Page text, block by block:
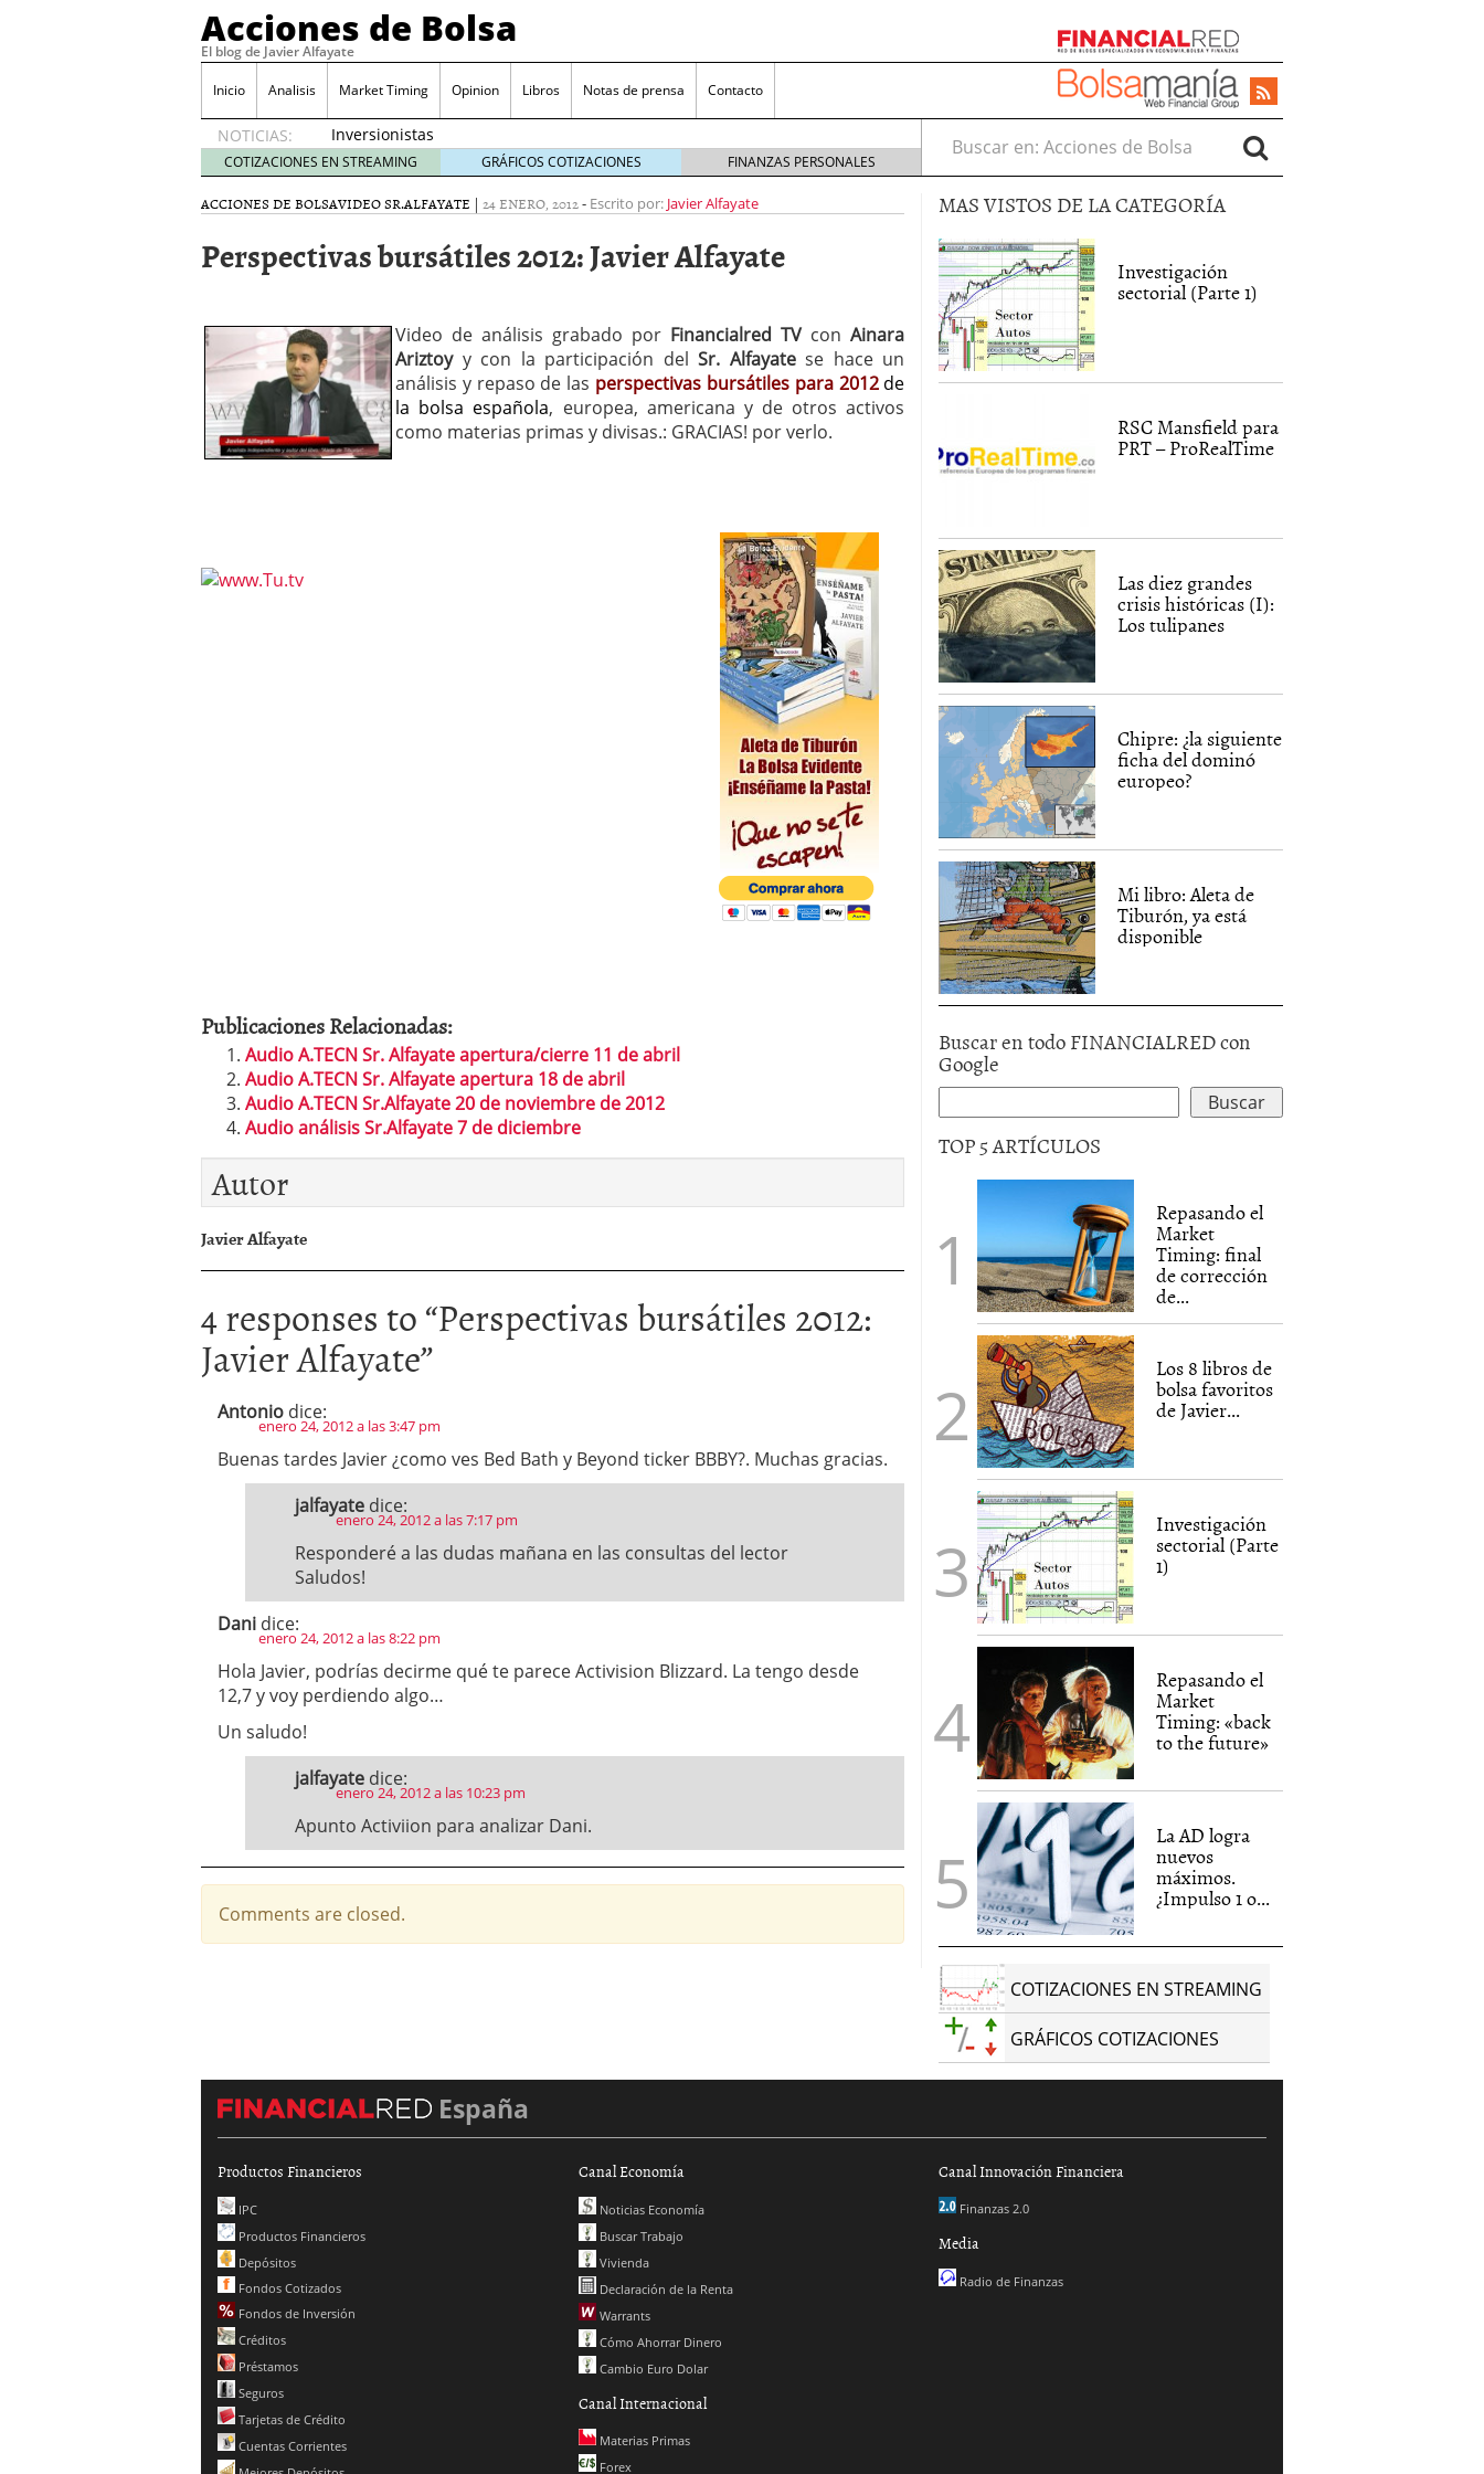
Acciones de Bolsa
El blog de Javier Alfayate
Inicio Analisis Market Timing Opinion Libros Notas de prensa Contacto
NOTICIAS:
Inversionistas
VIP en
México
muestran
interés
por SIFX
Qué es una acción infravalorada y por qué no hay que perderlas de vista
noviembre 30, 2024
Entendiendo los ETF de Bitcoin noviembre 22, 2024
Dividend Kings: empresas que destacan por sus dividendos constantes
noviembre 12, 2024
Descubre RealAdvisor: Una poderosa herramienta para tus inversiones
inmobiliarias
COTIZACIONES EN STREAMING GRÁFICOS COTIZACIONES FINANZAS PERSONALES
Buscar en:
ACCIONES DE BOLSAVIDEO SR.ALFAYATE | 24 ENERO, 2012- Escrito por: Javier Alfayate
Perspectivas bursátiles 2012: Javier Alfayate
Video de análisis grabado por Financialred TVconAinara
Ariztoyy con la participación delSr. Alfayatese hace un
análisis y repaso de las perspectivas bursátiles para 2012 de
la bolsa española, europea, americana y de otros activos
como materias primas y divisas.: GRACIAS! por verlo.
Publicaciones Relacionadas:
Audio A.TECN Sr. Alfayate apertura/cierre 11 de abril
Audio A.TECN Sr. Alfayate apertura 18 de abril
Audio A.TECN Sr.Alfayate 20 de noviembre de 2012
Audio análisis Sr.Alfayate 7 de diciembre
Autor
Javier Alfayate
4 responses to “Perspectivas bursátiles 2012:
Javier Alfayate”
Antonio dice:
enero 24, 2012 a las 3:47 pm
Buenas tardes Javier ¿como ves Bed Bath y Beyond ticker BBBY?. Muchas gracias.
jalfayate dice:
enero 24, 2012 a las 7:17 pm
Responderé a las dudas mañana en las consultas del lector
Saludos!
Dani dice:
enero 24, 2012 a las 8:22 pm
Hola Javier, podrías decirme qué te parece Activision Blizzard. La tengo desde
12,7 y voy perdiendo algo…
Un saludo!
jalfayate dice:
enero 24, 2012 a las 10:23 pm
Apunto Activiion para analizar Dani.
Comments are closed.
MAS VISTOS DE LA CATEGORÍA
Investigación
sectorial (Parte 1)
RSC Mansfield para
PRT – ProRealTime
Las diez grandes
crisis históricas (I):
Los tulipanes
Chipre: ¿la siguiente
ficha del dominó
europeo?
Mi libro: Aleta de
Tiburón, ya está
disponible
Buscar en todo FINANCIALRED con
Google
TOP 5 ARTÍCULOS
Repasando el
Market
Timing: final
de corrección
de...
Los 8 libros de
bolsa favoritos
de Javier...
Investigación
sectorial (Parte
1)
Repasando el
Market
Timing: «back
to the future»
La AD logra
nuevos
máximos.
¿Impulso 1 o...
COTIZACIONES EN STREAMING
GRÁFICOS COTIZACIONES
España
Productos Financieros
IPC
Productos Financieros
Depósitos
Fondos Cotizados
Fondos de Inversión
Créditos
Préstamos
Seguros
Tarjetas de Crédito
Cuentas Corrientes
Canal Economía
Noticias Economía
Buscar Trabajo
Vivienda
Declaración de la Renta
Warrants
Cómo Ahorrar Dinero
Cambio Euro Dolar
Canal Internacional
Materias Primas
Forex
Canal Innovación Financiera
Finanzas 2.0
Media
Radio de Finanzas